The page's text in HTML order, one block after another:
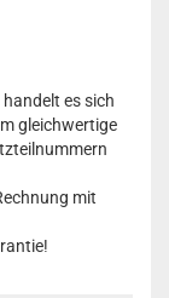
es sich
gleichwertige
mit